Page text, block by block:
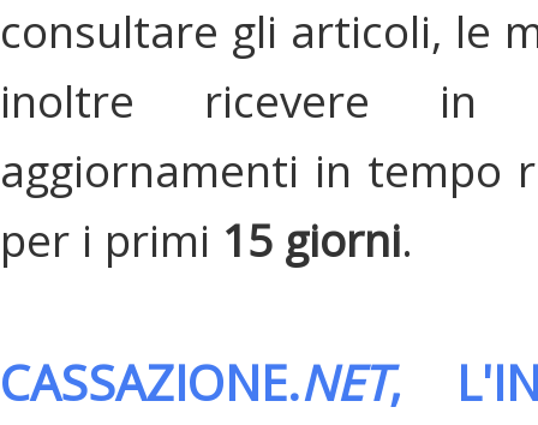
consultare gli articoli, le
inoltre ricevere in
aggiornamenti in tempo
per i primi 15 giorni.
CASSAZIONE.NET,